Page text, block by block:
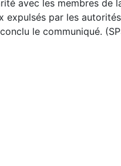
avec les membres de
expulsés par les
le communiqué.